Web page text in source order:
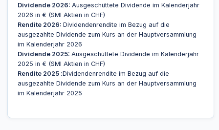
Dividende 2026: Ausgeschüttete Dividende im Kalenderjahr
2026 in € (SMI Aktien in CHF)
Rendite 2026: Dividendenrendite im Bezug auf die
ausgezahlte Dividende zum Kurs an der Hauptversammlung
im Kalenderjahr 2026
Dividende 2025: Ausgeschüttete Dividende im Kalenderjahr
2025 in € (SMI Aktien in CHF)
Rendite 2025 :Dividendenrendite im Bezug auf die
ausgezahlte Dividende zum Kurs an der Hauptversammlung
im Kalenderjahr 2025